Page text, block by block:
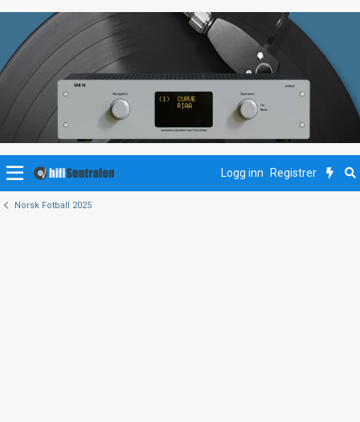
Logg inn Registrer
Norsk Fotball 2025